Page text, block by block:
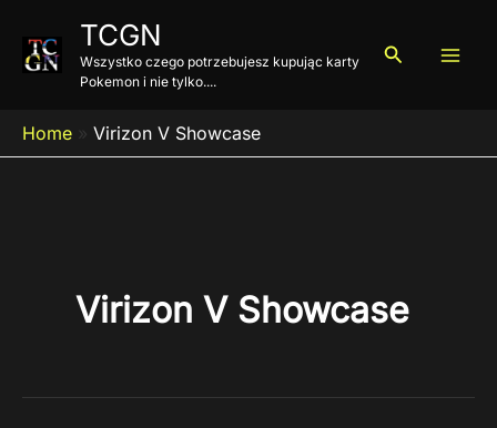
treści
TCGN
Wszystko czego potrzebujesz kupując karty
Pokemon i nie tylko....
Szukaj
Home » Virizon V Showcase
Virizon V Showcase